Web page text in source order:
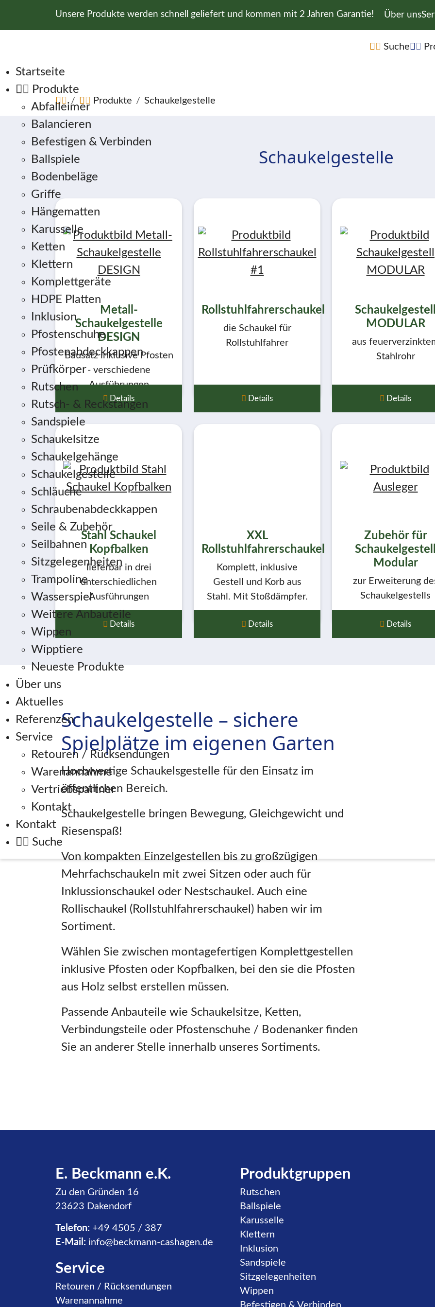
Unsere Produkte werden schnell geliefert und kommen mit 2 Jahren Garantie! Navigation
Über uns
Navigation
Suche
Navigation überspringen
Startseite
Produkte
Abfalleimer
Balancieren
Befestigen & Verbinden
Ballspiele
Bodenbeläge
Griffe
Hängematten
Karusselle
Ketten
Klettern
Komplettgeräte
HDPE Platten
Inklusion
Pfostenschuhe
Pfostenabdeckkappen
Prüfkörper
Rutschen
Rutsch- & Reckstangen
Sandspiele
Schaukelsitze
Schaukelgehänge
Schaukelgestelle
Schläuche
Schraubenabdeckkappen
Seile & Zubehör
Seilbahnen
Sitzgelegenheiten
Trampoline
Wasserspiel
Weitere Anbauteile
Wippen
Wipptiere
Neueste Produkte
Über uns
Aktuelles
Referenzen
Service
Retouren / Rücksendungen
Warenannahme
Vertriebspartner
Kontakt
Kontakt
Suche
Produkte Schaukelgestelle
Schaukelgestelle
Metall-
Schaukelgestelle
DESIGN
Bausatz inklusive Pfosten
- verschiedene
Ausführungen
Details
Rollstuhlfahrerschaukel
die Schaukel für
Rollstuhlfahrer
Details
MODULAR
aus
Stahlrohr
Details
Stahl Schaukel
Kopfbalken
lieferbar in drei
unterschiedlichen
Ausführungen
Details
XXL
Rollstuhlfahrerschaukel
Komplett, inklusive
Gestell und Korb aus
Stahl. Mit Stoßdämpfer.
Details
Zubehör für
Modular
zur Erweiterung
Schaukelgestells
Details
Schaukelgestelle – sichere
Spielplätze im eigenen Garten
Hochwertige Schaukelsgestelle für den Einsatz im
öffentlichen Bereich.
Schaukelgestelle bringen Bewegung, Gleichgewicht und
Riesenspaß!
Von kompakten Einzelgestellen bis zu großzügigen
Mehrfachschaukeln mit zwei Sitzen oder auch für
Inklussionschaukel oder Nestschaukel. Auch eine
Rollischaukel (Rollstuhlfahrerschaukel) haben wir im
Sortiment.
Wählen Sie zwischen montagefertigen Komplettgestellen
inklusive Pfosten oder Kopfbalken, bei den sie die Pfosten
aus Holz selbst erstellen müssen.
Passende Anbauteile wie Schaukelsitze, Ketten,
Verbindungsteile oder Pfostenschuhe / Bodenanker finden
Sie an anderer Stelle innerhalb unseres Sortiments.
E. Beckmann e.K.
Zu den Gründen 16
23623 Dakendorf
Telefon: +49 4505 / 387
E-Mail: info@beckmann-cashagen.de
Service
Navigation überspringen
Retouren / Rücksendungen
Warenannahme
Produktgruppen
Navigation überspringen
Rutschen
Ballspiele
Karusselle
Klettern
Inklusion
Sandspiele
Sitzgelegenheiten
Wippen